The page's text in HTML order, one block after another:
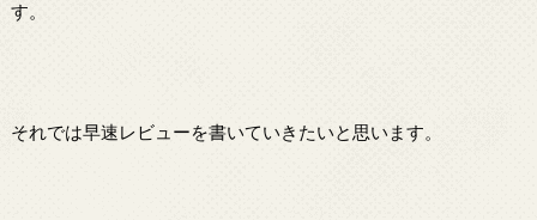
す。
それでは早速レビューを書いていきたいと思います。